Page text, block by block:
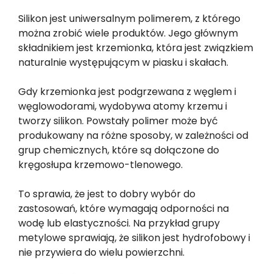
Silikon jest uniwersalnym polimerem, z którego
można zrobić wiele produktów. Jego głównym
składnikiem jest krzemionka, która jest związkiem
naturalnie występującym w piasku i skałach.
Gdy krzemionka jest podgrzewana z węglem i
węglowodorami, wydobywa atomy krzemu i
tworzy silikon. Powstały polimer może być
produkowany na różne sposoby, w zależności od
grup chemicznych, które są dołączone do
kręgosłupa krzemowo-tlenowego.
To sprawia, że jest to dobry wybór do
zastosowań, które wymagają odporności na
wodę lub elastyczności. Na przykład grupy
metylowe sprawiają, że silikon jest hydrofobowy i
nie przywiera do wielu powierzchni.